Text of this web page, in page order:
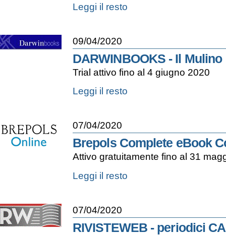
Taylor
collezione
ebooks
-
Leggi il resto
09/04/2020
DARWINBOOKS - Il Mulino
Trial attivo fino al 4 giugno 2020
DARWINBOOKS
-
Leggi il resto
07/04/2020
Brepols Complete eBook
Attivo gratuitamente fino al 31
Brepols
Complete
-
Leggi il resto
07/04/2020
RIVISTEWEB - periodici